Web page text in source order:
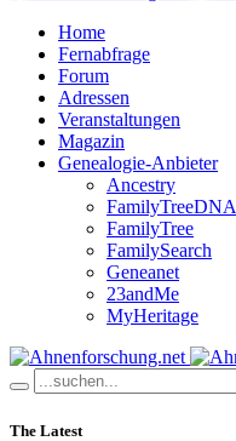
Home
Fernabfrage
Forum
Adressen
Veranstaltungen
Magazin
Genealogie-Anbieter
Ancestry
FamilyTreeDNA
FamilyTree
FamilySearch
Geneanet
23andMe
MyHeritage
The Latest